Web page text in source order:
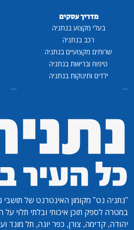
מדריך עסקים
בעלי מקצוע בנתניה
רכב בנתניה
שרותים מקצועיים בנתניה
טיפוח ובריאות בנתניה
ילדים ותינוקות בנתניה
"נתניה נט" מקומון האינטרנט של
במטרה לספק תוכן איכותי ובלתי תלוי
יהודה, קדימה, צורן, כפר יונה, תל מונד